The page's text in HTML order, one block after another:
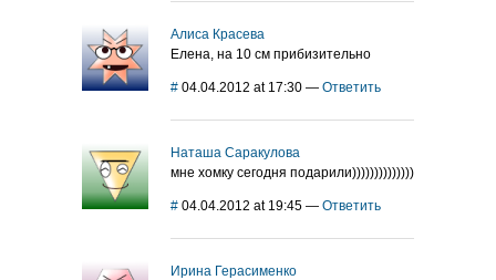
Алиса Красева
Елена, на 10 см прибизительно
# 04.04.2012 at 17:30 — Ответить
Наташа Саракулова
мне хомку сегодня подарили))))))))))))))
# 04.04.2012 at 19:45 — Ответить
Ирина Герасименко